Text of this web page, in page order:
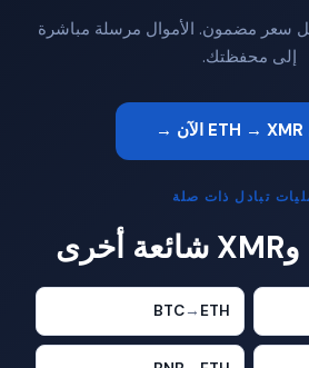
سعر مضمون. الأموال مرسلة مباشرة
إلى محفظتك.
تبادل ذات صلة
ETH
→
BTC